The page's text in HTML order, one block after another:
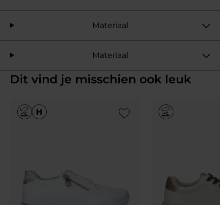
Materiaal
Materiaal
Dit vind je misschien ook leuk
Add to Wishlist